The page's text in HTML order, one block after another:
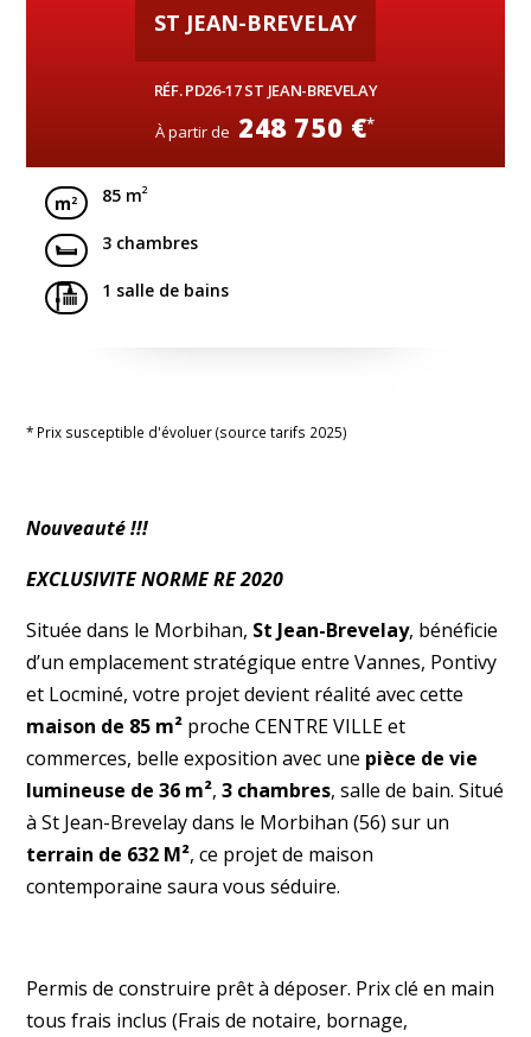
ST JEAN-BREVELAY
RÉF. PD26-17 ST JEAN-BREVELAY
À partir de 248 750 €*
85 m2
3 chambres
1 salle de bains
* Prix susceptible d'évoluer (source tarifs 2025)
Nouveauté !!!
EXCLUSIVITE NORME RE 2020
Située dans le Morbihan, St Jean-Brevelay, bénéficie
d’un emplacement stratégique entre Vannes, Pontivy
et Locminé, votre projet devient réalité avec cette
maison de 85 m² proche CENTRE VILLE et
commerces, belle exposition avec une pièce de vie
lumineuse de 36 m²,3 chambres, salle de bain. Situé
à St Jean-Brevelay dans le Morbihan (56) sur un
terrain de 632 M², ce projet de maison
contemporaine saura vous séduire.
Permis de construire prêt à déposer. Prix clé en main
tous frais inclus (Frais de notaire, bornage,